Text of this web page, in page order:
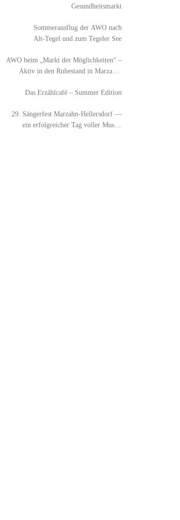
Gesundheitsmarkt
Sommerausflug der AWO nach
Alt‑Tegel und zum Tegeler See
AWO beim „Markt der Möglichkeiten“ –
Aktiv in den Ruhestand in Marzahn-
Das Erzählcafé – Summer Edition
29. Sängerfest Marzahn-Hellersdorf —
ein erfolgreicher Tag voller Musik,